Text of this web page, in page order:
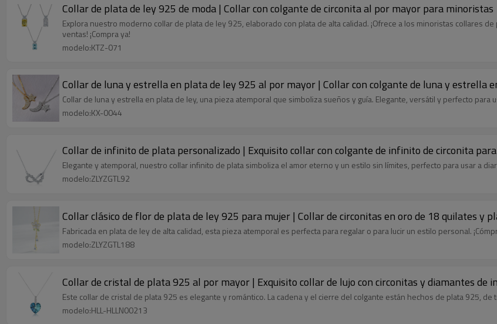
Collar de plata de ley 925 de moda | Collar con colgante de circonita al por mayor para minoristas
Explora nuestro moderno collar de plata de ley 925, elaborado con plata de alta calidad. ¡Ofrece a los minoristas collares
ventas! ¡Compra ya!
modelo:KTZ-071
Collar de luna y estrella en plata de ley 925 al por mayor | Collar con colgante de luna y estrella
Collar de luna y estrella en plata de ley, una pieza atemporal que simboliza sueños y guía. Elegante, versátil y perfecto para
modelo:KX-0044
Collar de infinito de plata personalizado | Exquisito collar con colgante de infinito de circonita
Elegante y atemporal, nuestro collar infinito de plata simboliza el amor eterno y un estilo sin límites, perfecto para usar a
modelo:ZLYZGTL92
Collar clásico de flor de plata de ley 925 para mujer | Collar de circonitas en oro de 18 quilates y
Fabricada en plata de ley de alta calidad, esta pieza atemporal es perfecta para regalar o para lucir un estilo personal.
modelo:ZLYZGTL188
Collar de cristal de plata 925 al por mayor | Exquisito collar de lujo con circonitas y diamantes de
Este collar de cristal de plata 925 es elegante y romántico. La cadena y el cierre del colgante están hechos de plata 925,
modelo:HLL-HLLN00213